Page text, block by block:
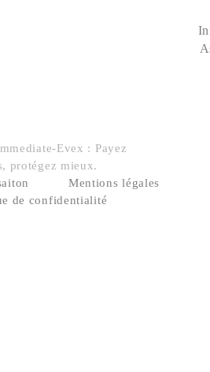
Evex : Payez
protégez mieux.
Mentions légales
de confidentialité